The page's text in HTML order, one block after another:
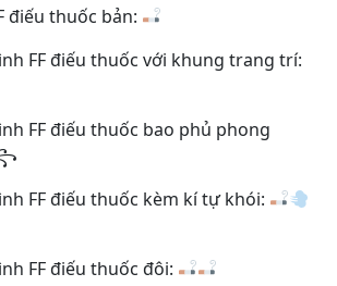
điếu thuốc bản:
FF điếu thuốc với khung trang trí:
FF điếu thuốc bao phủ phong
FF điếu thuốc kèm kí tự khói:
FF điếu thuốc đôi: